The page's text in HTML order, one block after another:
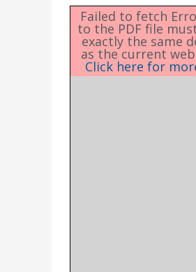
Failed to fetch
to the PDF file
exactly the same
as the current
Click here for